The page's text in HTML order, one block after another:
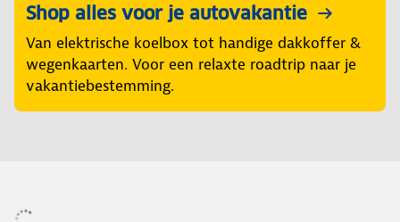
Shop alles voor je autovakantie
Van elektrische koelbox tot handige dakkoffer &
wegenkaarten. Voor een relaxte roadtrip naar je
vakantiebestemming.